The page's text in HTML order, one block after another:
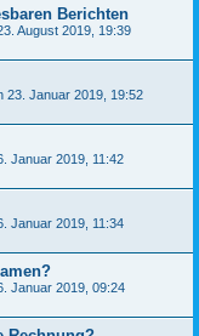
Berichten
August 2019, 19:39
23. Januar 2019, 19:52
Januar 2019, 11:42
Januar 2019, 11:34
Januar 2019, 09:24